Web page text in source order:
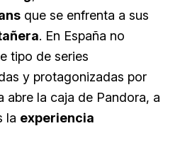
que se enfrenta a sus
. En España no
tipo de series
y protagonizadas por
abre la caja de Pandora, a
la experiencia